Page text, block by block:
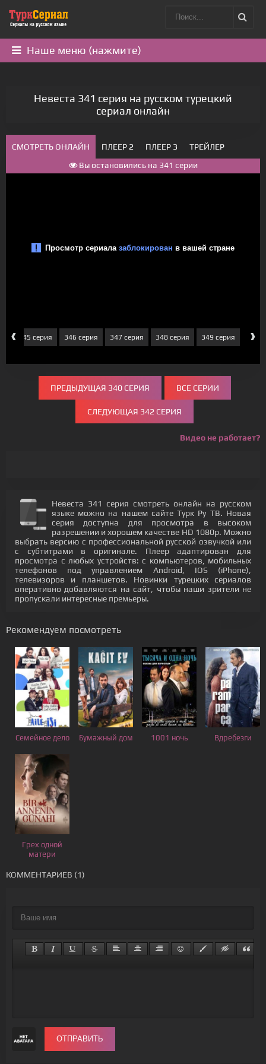
Наше меню (нажмите)
Невеста 341 серия на русском турецкий
сериал онлайн
СМОТРЕТЬ ОНЛАЙН ПЛЕЕР 2 ПЛЕЕР 3
ТРЕЙЛЕР
Вы остановились на 341 серии
‹ 345 серия 346 серия 347 серия 348 серия 349 серия 350
›
ПРЕДЫДУЩАЯ 340 СЕРИЯ ВСЕ СЕРИИ
СЛЕДУЮЩАЯ 342 СЕРИЯ
Видео не работает?
Невеста 341 серия смотреть онлайн на русском
языке можно на нашем сайте Турк Ру ТВ. Новая
серия доступна для просмотра в высоком
разрешении и хорошем качестве HD 1080p. Можно
выбрать версию с профессиональной русской озвучкой или
с субтитрами в оригинале. Плеер адаптирован для
просмотра с любых устройств: с компьютеров, мобильных
телефонов под управлением Android, IOS (iPhone),
телевизоров и планшетов. Новинки турецких сериалов
оперативно добавляются на сайт, чтобы наши зрители не
пропускали интересные премьеры.
Рекомендуем посмотреть
Семейное дело Бумажный дом 1001 ночь Вдребезги
Грех одной
матери
КОММЕНТАРИЕВ (1)
ОТПРАВИТЬ